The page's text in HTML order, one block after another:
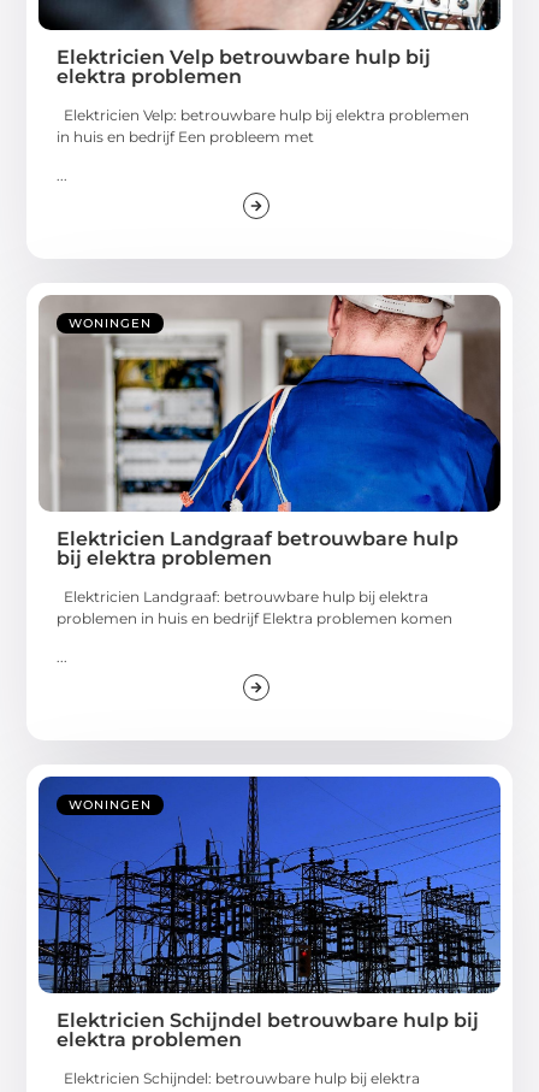
Elektricien Velp betrouwbare hulp bij
elektra problemen
Elektricien Velp: betrouwbare hulp bij elektra problemen
in huis en bedrijf Een probleem met
...
WONINGEN
Elektricien Landgraaf betrouwbare hulp
bij elektra problemen
Elektricien Landgraaf: betrouwbare hulp bij elektra
problemen in huis en bedrijf Elektra problemen komen
...
WONINGEN
Elektricien Schijndel betrouwbare hulp bij
elektra problemen
Elektricien Schijndel: betrouwbare hulp bij elektra